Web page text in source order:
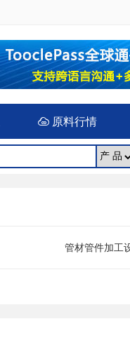
原料行情
管材管件加工